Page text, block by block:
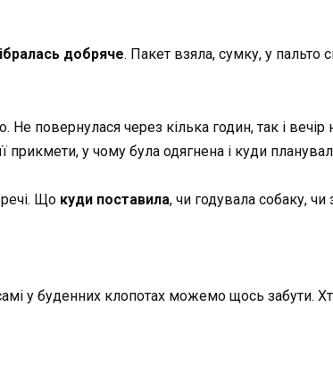
добряче. Пакет взяла, сумку, у пальто
повернулася через кілька годин, так і
прикмети, у чому була одягнена і куди
Що куди поставила, чи годувала собаку, чи
у буденних клопотах можемо щось забути.